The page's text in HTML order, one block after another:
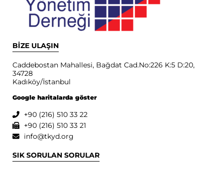
BİZE ULAŞIN
Caddebostan Mahallesi, Bağdat Cad.No:226 K:5 D:20,
34728
Kadıköy/İstanbul
Google haritalarda göster
+90 (216) 510 33 22
+90 (216) 510 33 21
info@tkyd.org
SIK SORULAN SORULAR